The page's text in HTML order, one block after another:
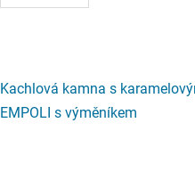
Kachlová kamna s
EMPOLI s výměníkem